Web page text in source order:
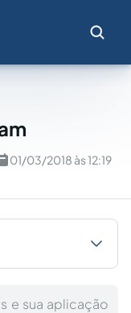
01/03/2018 às 12:19
e sua aplicação